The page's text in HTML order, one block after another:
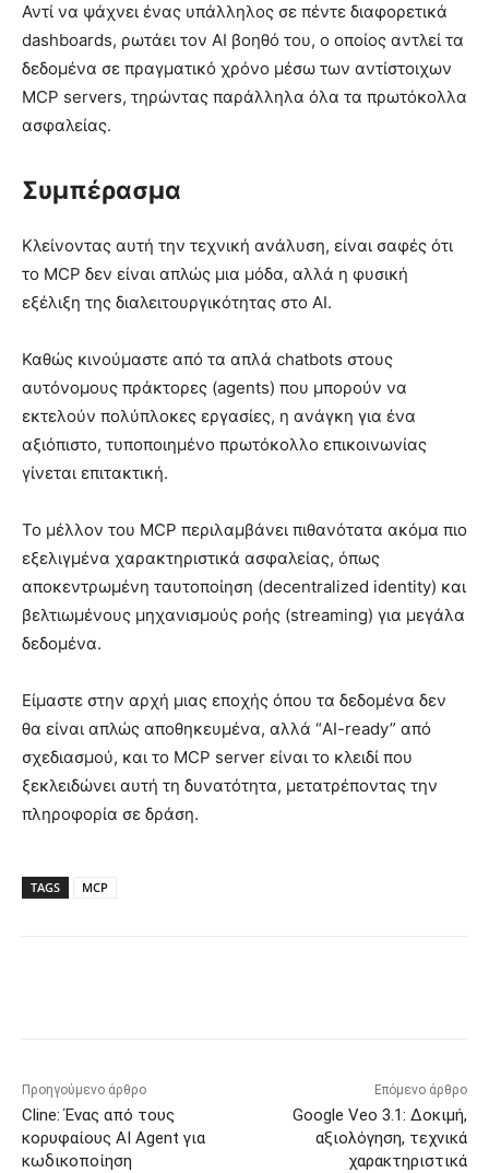
Αντί να ψάχνει ένας υπάλληλος σε πέντε διαφορετικά
dashboards, ρωτάει τον AI βοηθό του, ο οποίος αντλεί τα
δεδομένα σε πραγματικό χρόνο μέσω των αντίστοιχων
MCP servers, τηρώντας παράλληλα όλα τα πρωτόκολλα
ασφαλείας.
Συμπέρασμα
Κλείνοντας αυτή την τεχνική ανάλυση, είναι σαφές ότι
το MCP δεν είναι απλώς μια μόδα, αλλά η φυσική
εξέλιξη της διαλειτουργικότητας στο AI.
Καθώς κινούμαστε από τα απλά chatbots στους
αυτόνομους πράκτορες (agents) που μπορούν να
εκτελούν πολύπλοκες εργασίες, η ανάγκη για ένα
αξιόπιστο, τυποποιημένο πρωτόκολλο επικοινωνίας
γίνεται επιτακτική.
Το μέλλον του MCP περιλαμβάνει πιθανότατα ακόμα πιο
εξελιγμένα χαρακτηριστικά ασφαλείας, όπως
αποκεντρωμένη ταυτοποίηση (decentralized identity) και
βελτιωμένους μηχανισμούς ροής (streaming) για μεγάλα
δεδομένα.
Είμαστε στην αρχή μιας εποχής όπου τα δεδομένα δεν
θα είναι απλώς αποθηκευμένα, αλλά “AI-ready” από
σχεδιασμού, και το MCP server είναι το κλειδί που
ξεκλειδώνει αυτή τη δυνατότητα, μετατρέποντας την
πληροφορία σε δράση.
TAGS MCP
Προηγούμενο άρθρο
Cline: Ένας από τους
κορυφαίους AI Agent για
κωδικοποίηση
Επόμενο άρθρο
Google Veo 3.1: Δοκιμή,
αξιολόγηση, τεχνικά
χαρακτηριστικά